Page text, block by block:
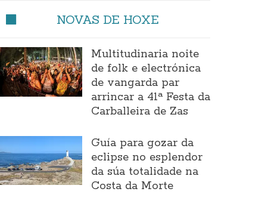
NOVAS DE HOXE
Multitudinaria noite
de folk e electrónica
de vangarda par
arrincar a 41ª Festa da
Carballeira de Zas
Guía para gozar da
eclipse no esplendor
da súa totalidade na
Costa da Morte